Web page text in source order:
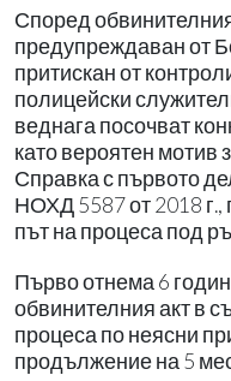
Според
предупреждаван от
притискан от
полицейски
веднага посочват
като вероятен мотив
Справка с първото
НОХД 5587 от 2018 г.,
път на процеса под
Първо отнема 6
обвинителния акт в
процеса по неясни
продължение на 5